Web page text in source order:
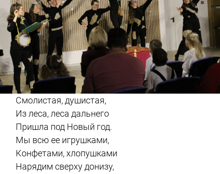
Смолистая, душистая,
Из леса, леса дальнего
Пришла под Новый год.
Мы всю ее игрушками,
Конфетами, хлопушками
Нарядим сверху донизу,